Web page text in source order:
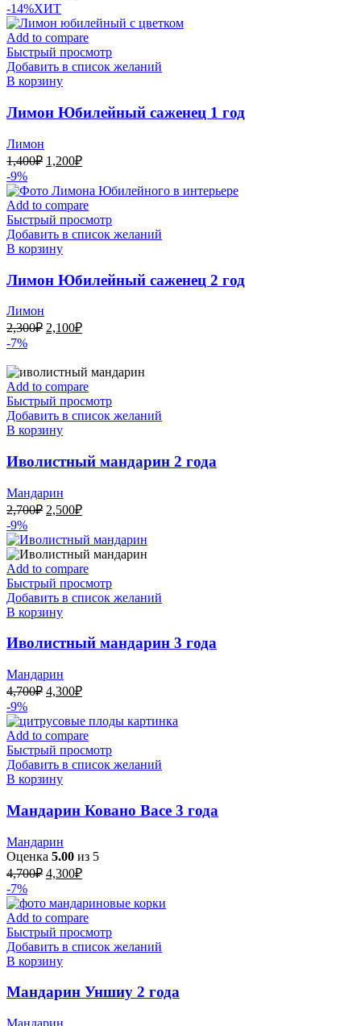
цена
составляла
2,300₽.
1,900₽.
-14%ХИТ
Add to compare
Быстрый просмотр
Добавить в список желаний
В корзину
Лимон Юбилейный саженец 1 год
Лимон
1,400₽ Первоначальная
составляла
1,400₽.
1,200₽Текущая
1,200₽.
-9%
Add to compare
Быстрый просмотр
Добавить в список желаний
В корзину
Лимон Юбилейный саженец 2 год
Лимон
2,300₽ Первоначальная
2,300₽.
2,100₽Текущая
-7%
Add to compare
Быстрый просмотр
Добавить в список желаний
В корзину
Иволистный мандарин 2 года
Мандарин
2,700₽ Первоначальная
составляла
2,700₽.
2,500₽Текущая
2,500₽.
-9%
Add to compare
Быстрый просмотр
Добавить в список желаний
В корзину
Иволистный мандарин 3 года
Мандарин
4,700₽ Первоначальная
составляла
4,700₽.
4,300₽Текущая
4,300₽.
-9%
Add to compare
Быстрый просмотр
Добавить в список желаний
В корзину
Мандарин Ковано Васе 3 года
Мандарин
Оценка 5.00 из 5
4,700₽ Первоначальная
составляла
4,700₽.
4,300₽Текущая
4,300₽.
-7%
Add to compare
Быстрый просмотр
Добавить в список желаний
В корзину
Мандарин Уншиу 2 года
Мандарин